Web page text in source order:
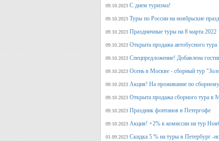
09.10.2023 С днем туризма!
09.10.2023 Туры по России на ноябрьские
09.10.2023 Праздничные туры на 8 марта 2022
09.10.2023 Открыта продажа автобусного
09.10.2023 Спецпредложение! Добавлена
09.10.2023 Осень в Москве - сборный тур
09.10.2023 Акция! На проживание по
09.10.2023 Открыта продажа сборного тура в
09.10.2023 Праздник фонтанов в Петергофе
09.10.2023 Акция! +2% к комиссии на тур
01.09.2023 Скидка 5 % на туры в Петербург -